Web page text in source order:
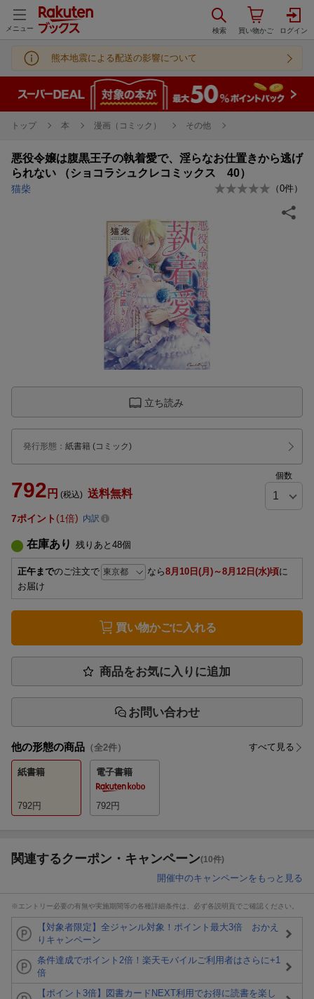
メニュー
熊本地震による配送の影響について
トップ 本 漫画（コミック） その他
悪役令嬢は腹黒王子の執着愛で、淫らなお仕置きから逃げ
られない （ショコラシュクレコミックス 40）
猫柴 （0件）
立ち読み
発行形態 ： 紙書籍 (コミック)
792 円 (税込) 送料無料
個数
7ポイント 1倍 内訳
在庫あり 残りあと 48個
正午までのご注文で なら8月10日(月)～8月12日(水)頃に
お届け
買い物かごに入れる
商品をお気に入りに追加
お問い合わせ
他の形態の商品 （全2件） すべて見る
紙書籍
792円
電子書籍
792円
関連するクーポン・キャンペーン(10件)
開催中のキャンペーンをもっと見る
※エントリー必要の有無や実施期間等の各種詳細条件は、必ず各説明頁でご確認ください。
【対象者限定】全ジャンル対象！ポイント最大3倍 おかえ
りキャンペーン
条件達成でポイント2倍！楽天モバイルご利用者はさらに+1
倍
【ポイント3倍】図書カードNEXT利用でお得に読書を楽し